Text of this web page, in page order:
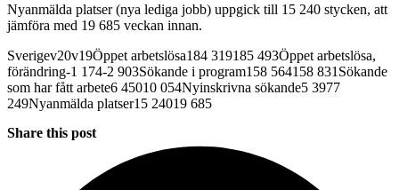
Nyanmälda platser (nya lediga jobb) uppgick till 15 240 stycken, att
jämföra med 19 685 veckan innan.
Sverigev20v19Öppet arbetslösa184 319185 493Öppet arbetslösa,
förändring-1 174-2 903Sökande i program158 564158 831Sökande
som har fått arbete6 45010 054Nyinskrivna sökande5 3977
249Nyanmälda platser15 24019 685
Share this post